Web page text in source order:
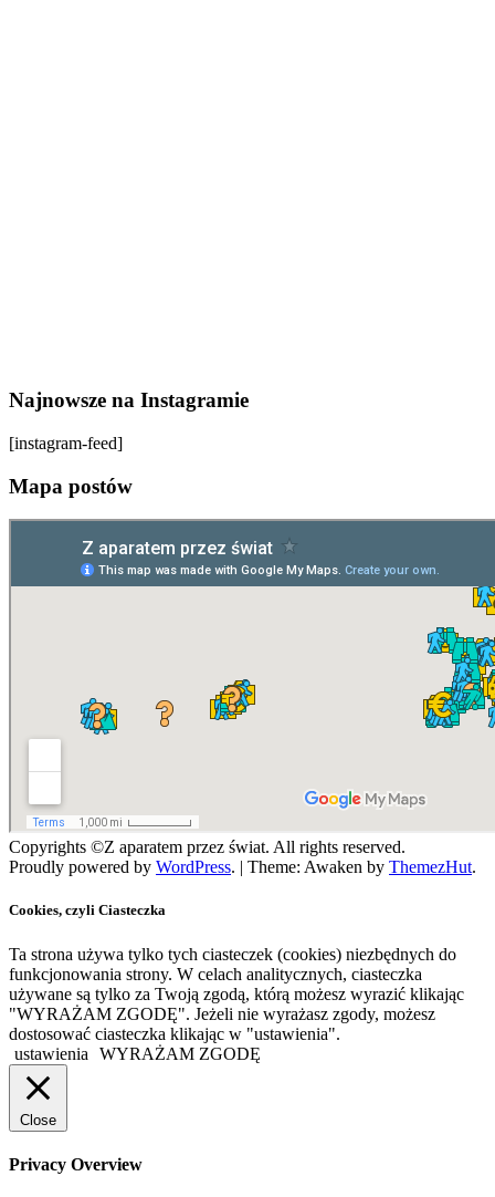
Najnowsze na Instagramie
[instagram-feed]
Mapa postów
Copyrights ©Z aparatem przez świat. All rights reserved.
Proudly powered by WordPress. | Theme: Awaken by ThemezHut.
Cookies, czyli Ciasteczka
Ta strona używa tylko tych ciasteczek (cookies) niezbędnych do
funkcjonowania strony. W celach analitycznych, ciasteczka
używane są tylko za Twoją zgodą, którą możesz wyrazić klikając
"WYRAŻAM ZGODĘ". Jeżeli nie wyrażasz zgody, możesz
dostosować ciasteczka klikając w "ustawienia".
ustawienia
WYRAŻAM ZGODĘ
Close
Privacy Overview